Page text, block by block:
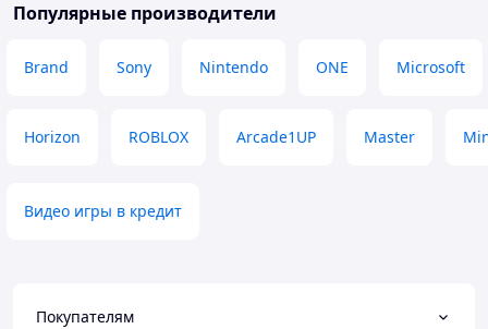
Популярные производители
Brand Sony Nintendo ONE Microsoft
Horizon ROBLOX Arcade1UP Master
Видео игры в кредит
Покупателям